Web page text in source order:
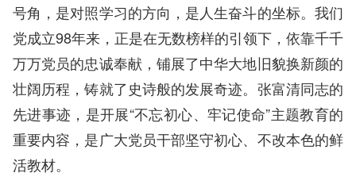
号角，是对照学习的方向，是人生奋斗的坐标。我们
党成立98年来，正是在无数榜样的引领下，依靠千千
万万党员的忠诚奉献，铺展了中华大地旧貌换新颜的
壮阔历程，铸就了史诗般的发展奇迹。张富清同志的
先进事迹，是开展“不忘初心、牢记使命”主题教育的
重要内容，是广大党员干部坚守初心、不改本色的鲜
活教材。